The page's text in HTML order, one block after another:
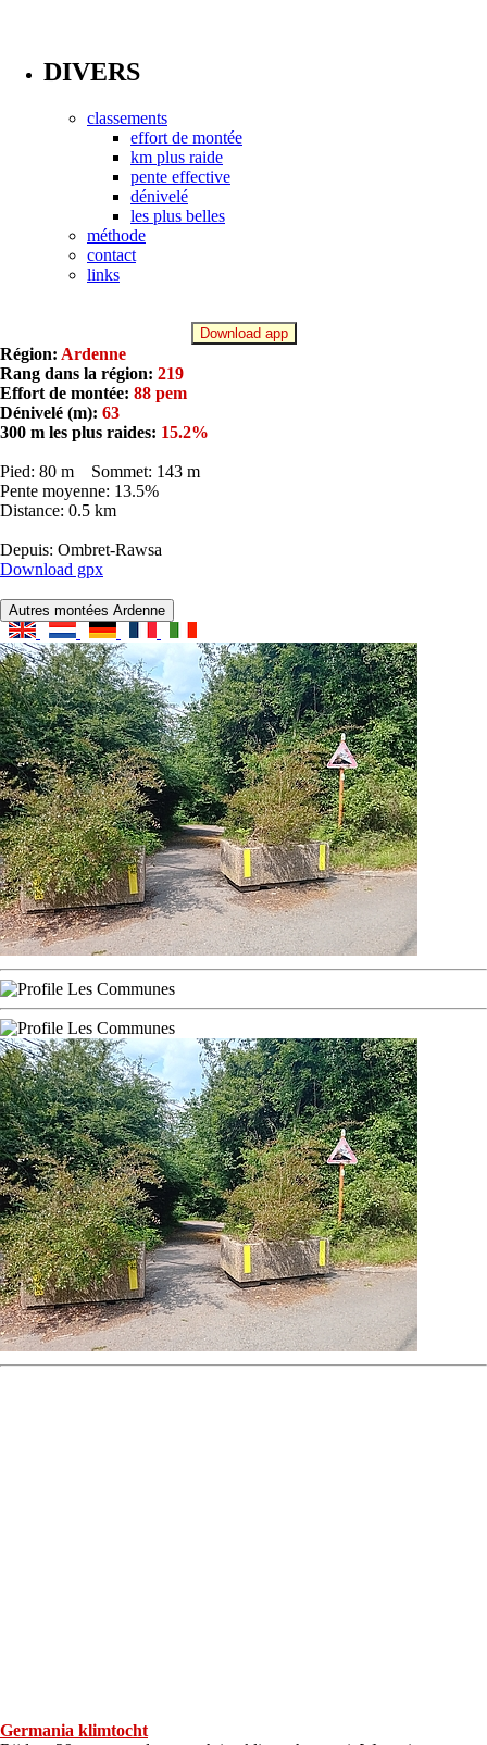
DIVERS
classements
effort de montée
km plus raide
pente effective
dénivelé
les plus belles
méthode
contact
links
Download app
Région: Ardenne
Rang dans la région: 219
Effort de montée: 88 pem
Dénivelé (m): 63
300 m les plus raides: 15.2%
Pied: 80 m Sommet: 143 m
Pente moyenne: 13.5%
Distance: 0.5 km
Depuis: Ombret-Rawsa
Download gpx
Autres montées Ardenne
Germania klimtocht